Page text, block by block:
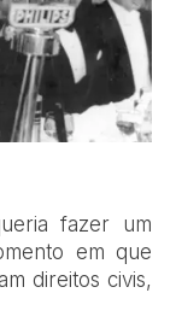
fazer um
em que
direitos civis,